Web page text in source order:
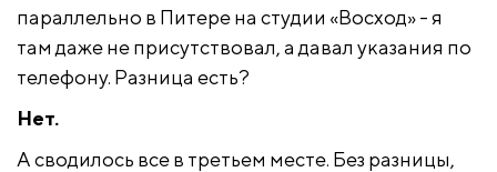
параллельно в Питере на студии «Восход» - я
там даже не присутствовал, а давал указания по
телефону. Разница есть?
Нет.
А сводилось все в третьем месте. Без разницы,